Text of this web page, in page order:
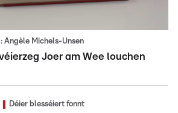
Angèle Michels-Unsen
Joer am Wee louchen
Déier blesséiert fonnt